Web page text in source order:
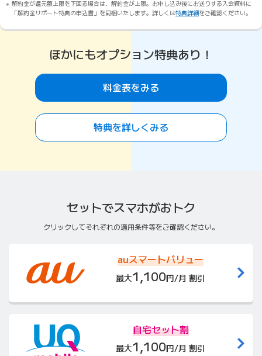
解約金が還元額上限を下回る場合は、解約金が上限。お申し込み後にお送りする入会資料に
「解約金サポート特典の申込書」を同梱いたします。詳しくは特典詳細をご確認ください。
ほかにもオプション特典あり！
料金表をみる
特典を詳しくみる
セットでスマホがおトク
クリックしてそれぞれの適用条件等をご確認ください。
auスマートバリュー
最大1,100円/月 割引
自宅セット割
最大1,100円/月 割引